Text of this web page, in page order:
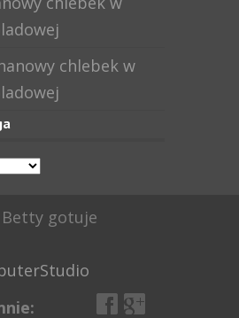
chlebek w
gotuje